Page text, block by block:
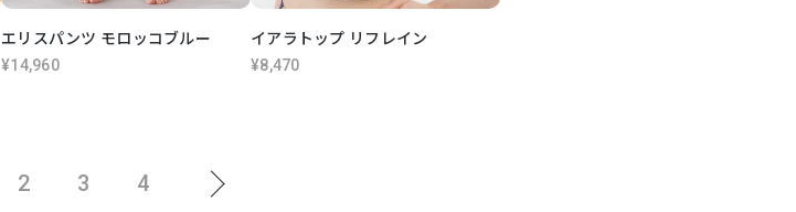
エリスパンツ モロッコブルー
¥14,960
イアラトップ リフレイン
¥8,470
2 3 4